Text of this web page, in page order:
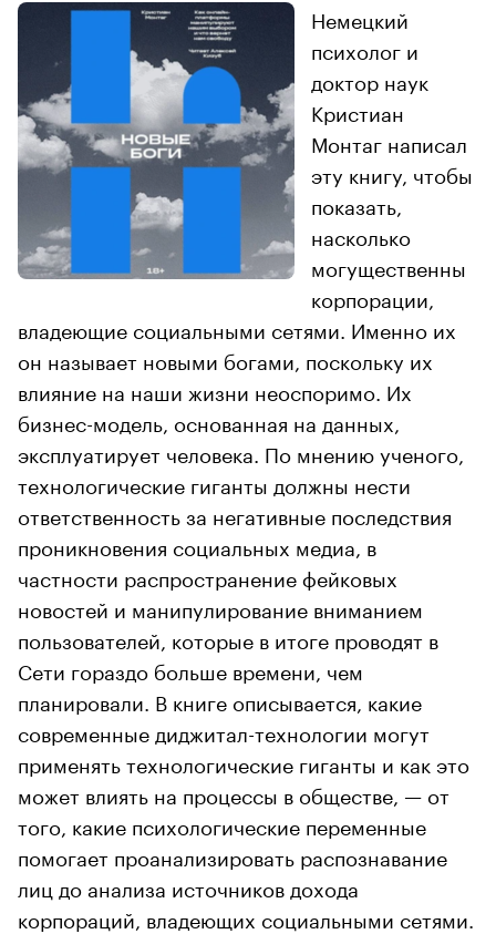
Немецкий
психолог и
доктор наук
Кристиан
Монтаг написал
эту книгу, чтобы
показать,
насколько
могущественны
корпорации,
владеющие социальными сетями. Именно их
он называет новыми богами, поскольку их
влияние на наши жизни неоспоримо. Их
бизнес-модель, основанная на данных,
эксплуатирует человека. По мнению ученого,
технологические гиганты должны нести
ответственность за негативные последствия
проникновения социальных медиа, в
частности распространение фейковых
новостей и манипулирование вниманием
пользователей, которые в итоге проводят в
Сети гораздо больше времени, чем
планировали. В книге описывается, какие
современные диджитал-технологии могут
применять технологические гиганты и как это
может влиять на процессы в обществе, — от
того, какие психологические переменные
помогает проанализировать распознавание
лиц до анализа источников дохода
корпораций, владеющих социальными сетями.